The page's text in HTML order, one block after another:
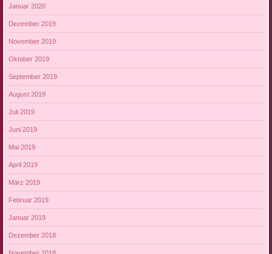
Januar 2020
Dezember 2019
November 2019
Oktober 2019
September 2019
August 2019
Juli 2019
Juni 2019
Mai 2019
April 2019
März 2019
Februar 2019
Januar 2019
Dezember 2018